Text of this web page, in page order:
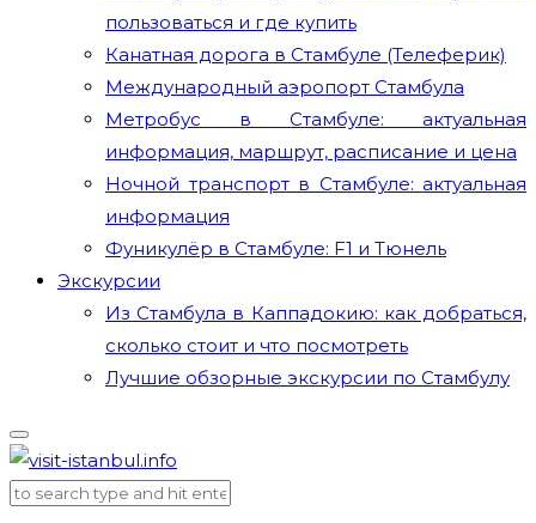
пользоваться и где купить
Канатная дорога в Стамбуле (Телеферик)
Международный аэропорт Стамбула
Метробус в Стамбуле: актуальная
информация, маршрут, расписание и цена
Ночной транспорт в Стамбуле: актуальная
информация
Фуникулёр в Стамбуле: F1 и Тюнель
Экскурсии
Из Стамбула в Каппадокию: как добраться,
сколько стоит и что посмотреть
Лучшие обзорные экскурсии по Стамбулу